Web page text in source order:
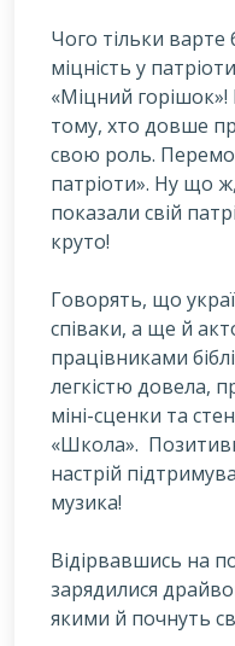
Чого тільки
міцність у
«Міцний горішок»!
тому, хто довше
свою роль.
патріоти». Ну що
показали свій
круто!
Говорять, що
співаки, а ще й
працівниками
легкістю довела,
міні-сценки та
«Школа».
настрій
музика!
Відірвавшись на
зарядилися
якими й почнуть